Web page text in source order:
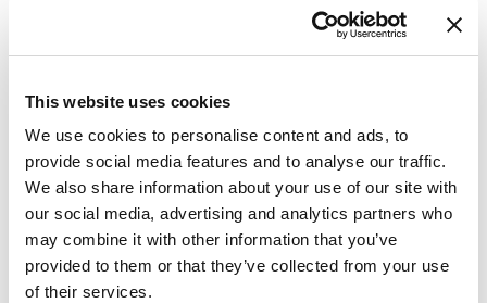
This website uses cookies
We use cookies to personalise content and ads, to
provide social media features and to analyse our traffic.
We also share information about your use of our site with
our social media, advertising and analytics partners who
may combine it with other information that you’ve
provided to them or that they’ve collected from your use
of their services.
Indoor audio system
iPod dock
TV saloon
Wi-Fi
Індивідуальний підбір
Motoryacht "MIRNO MORE"
Princess S65 (2018)